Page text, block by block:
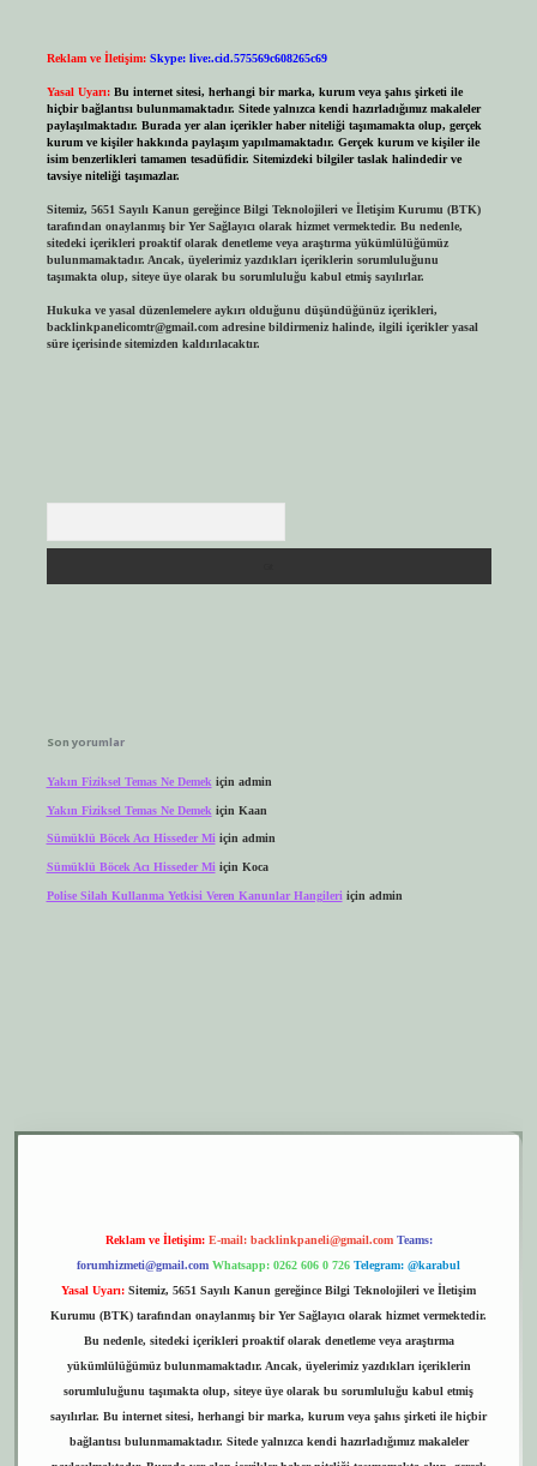
Reklam ve İletişim: Skype: live:.cid.575569c608265c69
Yasal Uyarı: Bu internet sitesi, herhangi bir marka, kurum veya şahıs şirketi ile
hiçbir bağlantısı bulunmamaktadır. Sitede yalnızca kendi hazırladığımız makaleler
paylaşılmaktadır. Burada yer alan içerikler haber niteliği taşımamakta olup, gerçek
kurum ve kişiler hakkında paylaşım yapılmamaktadır. Gerçek kurum ve kişiler ile
isim benzerlikleri tamamen tesadüfidir. Sitemizdeki bilgiler taslak halindedir ve
tavsiye niteliği taşımazlar.
Sitemiz, 5651 Sayılı Kanun gereğince Bilgi Teknolojileri ve İletişim Kurumu (BTK)
tarafından onaylanmış bir Yer Sağlayıcı olarak hizmet vermektedir. Bu nedenle,
sitedeki içerikleri proaktif olarak denetleme veya araştırma yükümlülüğümüz
bulunmamaktadır. Ancak, üyelerimiz yazdıkları içeriklerin sorumluluğunu
taşımakta olup, siteye üye olarak bu sorumluluğu kabul etmiş sayılırlar.
Hukuka ve yasal düzenlemelere aykırı olduğunu düşündüğünüz içerikleri,
backlinkpanelicomtr@gmail.comadresine bildirmeniz halinde, ilgili içerikler yasal
süre içerisinde sitemizden kaldırılacaktır.
Son yorumlar
Yakın Fiziksel Temas Ne Demek için admin
Yakın Fiziksel Temas Ne Demek için Kaan
Sümüklü Böcek Acı Hisseder Miiçin admin
Sümüklü Böcek Acı Hisseder Mi için Koca
Polise Silah Kullanma Yetkisi Veren Kanunlar Hangileri için admin
Reklam ve İletişim: E-mail: backlinkpaneli@gmail.com Teams:
forumhizmeti@gmail.com Whatsapp: 0262 606 0 726 Telegram: @karabul
Yasal Uyarı: Sitemiz, 5651 Sayılı Kanun gereğince Bilgi Teknolojileri ve İletişim
Kurumu (BTK) tarafından onaylanmış bir Yer Sağlayıcı olarak hizmet vermektedir.
Bu nedenle, sitedeki içerikleri proaktif olarak denetleme veya araştırma
yükümlülüğümüz bulunmamaktadır. Ancak, üyelerimiz yazdıkları içeriklerin
sorumluluğunu taşımakta olup, siteye üye olarak bu sorumluluğu kabul etmiş
sayılırlar. Bu internet sitesi, herhangi bir marka, kurum veya şahıs şirketi ile hiçbir
bağlantısı bulunmamaktadır. Sitede yalnızca kendi hazırladığımız makaleler